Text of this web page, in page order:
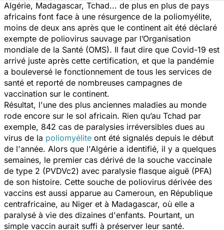
Algérie, Madagascar, Tchad... de plus en plus de pays
africains font face à une résurgence de la poliomyélite,
moins de deux ans après que le continent ait été déclaré
exempte de poliovirus sauvage par l’Organisation
mondiale de la Santé (OMS). Il faut dire que Covid-19 est
arrivé juste après cette certification, et que la pandémie
a bouleversé le fonctionnement de tous les services de
santé et reporté de nombreuses campagnes de
vaccination sur le continent.
Résultat, l'une des plus anciennes maladies au monde
rode encore sur le sol africain. Rien qu’au Tchad par
exemple, 842 cas de paralysies irréversibles dues au
virus de la poliomyélite ont été signalés depuis le début
de l'année. Alors que l'Algérie a identifié, il y a quelques
semaines, le premier cas dérivé de la souche vaccinale
de type 2 (PVDVc2) avec paralysie flasque aiguë (PFA)
de son histoire. Cette souche de poliovirus dérivée des
vaccins est aussi apparue au Cameroun, en République
centrafricaine, au Niger et à Madagascar, où elle a
paralysé à vie des dizaines d'enfants. Pourtant, un
simple vaccin aurait suffi à préserver leur santé.